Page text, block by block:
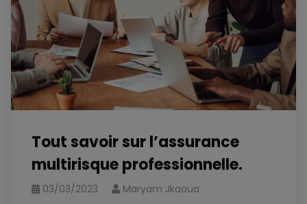
Tout savoir sur l’assurance
multirisque professionnelle.
03/03/2023 Maryam Jkaoua